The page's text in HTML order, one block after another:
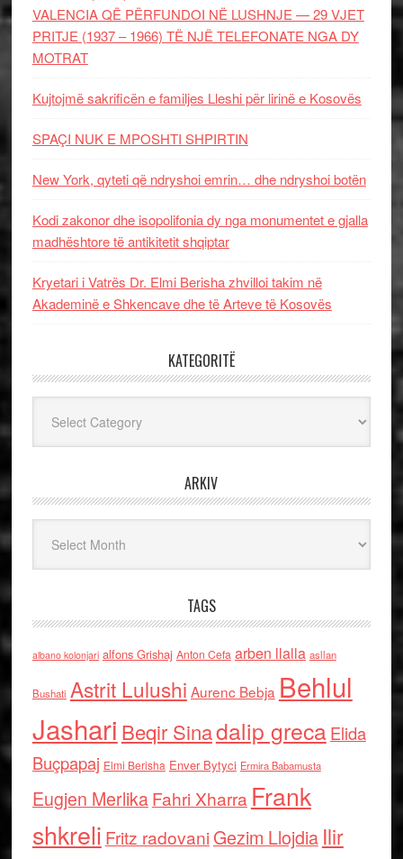
VALENCIA QË PËRFUNDOI NË LUSHNJE — 29 VJET
PRITJE (1937 – 1966) TË NJË TELEFONATE NGA DY
MOTRAT
Kujtojmë sakrificën e familjes Lleshi për lirinë e Kosovës
SPAÇI NUK E MPOSHTI SHPIRTIN
New York, qyteti që ndryshoi emrin… dhe ndryshoi botën
Kodi zakonor dhe isopolifonia dy nga monumentet e gjalla
madhështore të antikitetit shqiptar
Kryetari i Vatrës Dr. Elmi Berisha zhvilloi takim në
Akademinë e Shkencave dhe të Arteve të Kosovës
KATEGORITË
ARKIV
TAGS
albano kolonjari alfons Grishaj Anton Cefa arben llalla asllan
Bushati Astrit Lulushi Aurenc Bebja Behlul
Jashari Beqir Sinadalip grecaElida
Buçpapaj Elmi Berisha Enver Bytyci Ermira Babamusta
Eugjen MerlikaFahri Xharra Frank
shkreli Fritz radovaniGezim Llojdia Ilir